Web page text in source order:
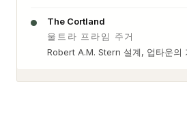
The Cortland
울트라 프라임 주거
Robert A.M. Stern 설계, 업타운의